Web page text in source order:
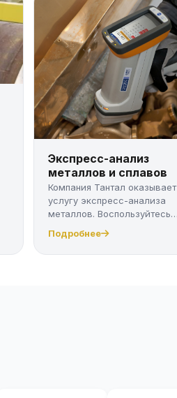
Экспресс-анализ
металлов и сплавов
Компания Тантал оказывает
услугу экспресс-анализа
металлов. Воспользуйтесь
Подробнее